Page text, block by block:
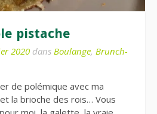
pistache
2020 dans Boulange, Brunch-
de polémique avec ma
la brioche des rois… Vous